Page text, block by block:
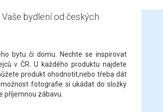
bydlení od českých
bytu či domu. Nechte se inspirovat
v ČR. U každého produktu najdete
produkt ohodnotit,nebo třeba dát
fotografie si ukádat do složky
příjemnou zábavu.